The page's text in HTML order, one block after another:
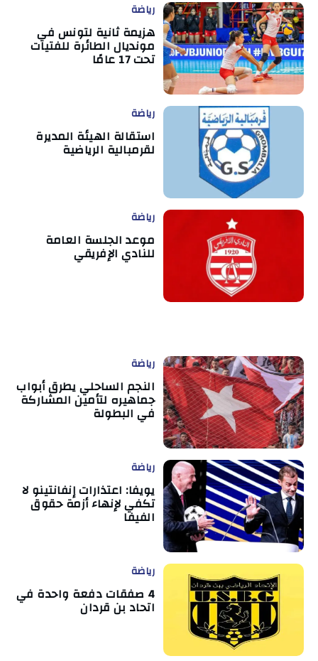
رياضة
هزيمة ثانية لتونس في
مونديال الطائرة للفتيات
تحت 17 عامًا
رياضة
استقالة الهيئة المديرة
لقرمبالية الرياضية
رياضة
موعد الجلسة العامة
للنادي الإفريقي
رياضة
النجم الساحلي يطرق أبواب
جماهيره لتأمين المشاركة
في البطولة
رياضة
يويفا: اعتذارات إنفانتينو لا
تكفي لإنهاء أزمة حقوق
الفيفا
رياضة
4 صفقات دفعة واحدة في
اتحاد بن قردان